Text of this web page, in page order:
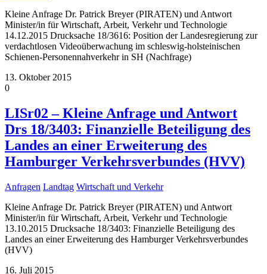
Kleine Anfrage Dr. Patrick Breyer (PIRATEN) und Antwort
Minister/in für Wirtschaft, Arbeit, Verkehr und Technologie
14.12.2015 Drucksache 18/3616: Position der Landesregierung zur
verdachtlosen Videoüberwachung im schleswig-holsteinischen
Schienen-Personennahverkehr in SH (Nachfrage)
13. Oktober 2015
0
LISr02 – Kleine Anfrage und Antwort
Drs 18/3403: Finanzielle Beteiligung des
Landes an einer Erweiterung des
Hamburger Verkehrsverbundes (HVV)
Anfragen Landtag Wirtschaft und Verkehr
Kleine Anfrage Dr. Patrick Breyer (PIRATEN) und Antwort
Minister/in für Wirtschaft, Arbeit, Verkehr und Technologie
13.10.2015 Drucksache 18/3403: Finanzielle Beteiligung des
Landes an einer Erweiterung des Hamburger Verkehrsverbundes
(HVV)
16. Juli 2015